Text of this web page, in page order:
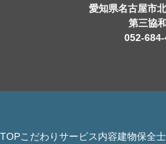
愛知県名古屋市
第三協
052-
TOPこだわりサービス内容建物保全士